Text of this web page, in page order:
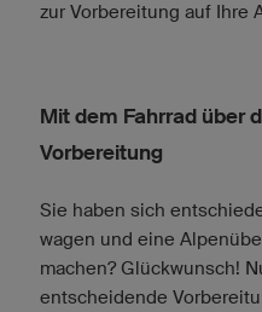
zur Vorbereitung auf Ihre
Mit dem Fahrrad über
Vorbereitung
Sie haben sich
wagen und eine
machen? Glückwunsch!
entscheidende